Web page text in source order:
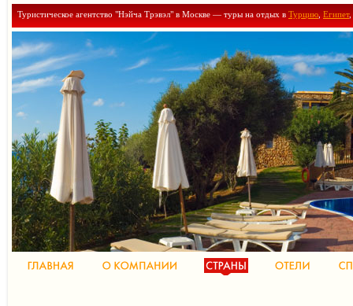
Туристическое агентство "Нэйча Трэвэл" в Москве — туры на отдых в Турцию Египет,